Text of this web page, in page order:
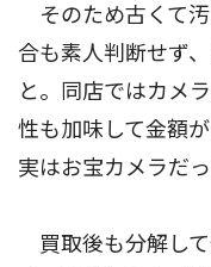
そのため古くて
合も素人判断せず
と。同店ではカメ
性も加味して金額
実はお宝カメラだ
買取後も分解し